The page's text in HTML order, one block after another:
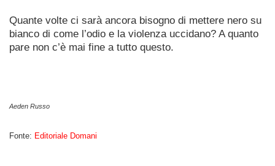
Quante volte ci sarà ancora bisogno di mettere nero su
bianco di come l’odio e la violenza uccidano? A quanto
pare non c’è mai fine a tutto questo.
Aeden Russo
Fonte: Editoriale Domani